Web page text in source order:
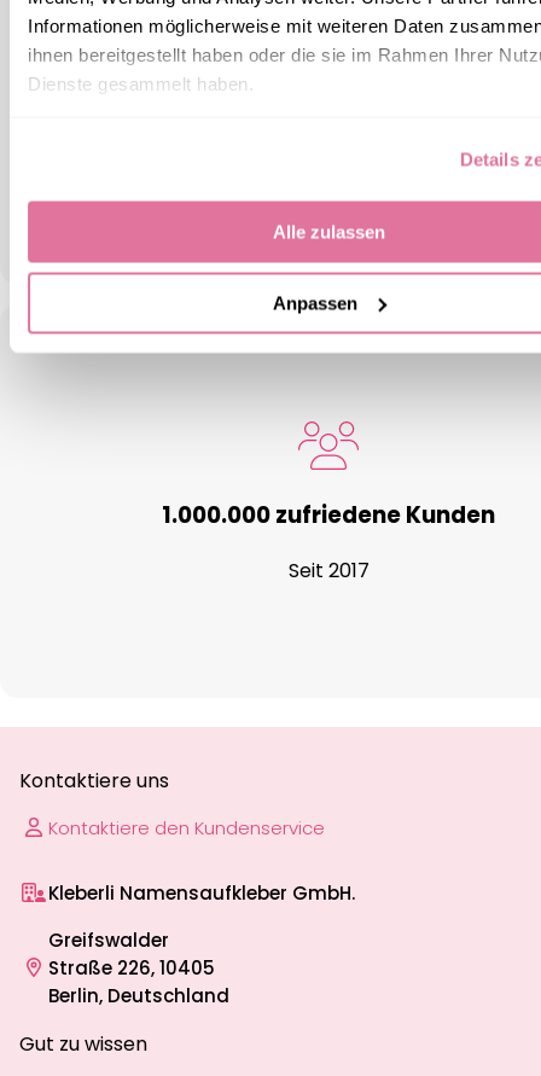
Informationen möglicherweise mit weiteren Daten
ihnen bereitgestellt haben oder die sie im Rahmen Ihrer
Dienste gesammelt haben.
Details
Alle zulassen
Anpassen
1.000.000 zufriedene Kunden
Seit 2017
Kontaktiere uns
Kontaktiere den Kundenservice
Kleberli Namensaufkleber GmbH.
Greifswalder
Straße 226, 10405
Berlin, Deutschland
Gut zu wissen